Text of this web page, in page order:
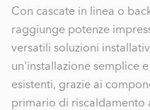
Con cascate in linea o
raggiunge potenze
versatili soluzioni
un'installazione semplice
esistenti, grazie ai
primario di